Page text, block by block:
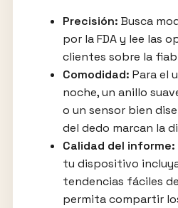
Precisión: Busca
por la FDA y lee las
clientes sobre la
Comodidad: Para el
noche, un anillo
o un sensor bien
del dedo marcan la
Calidad del informe:
tu dispositivo
tendencias fáciles
permita compartir